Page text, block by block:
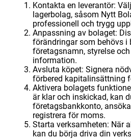
Kontakta en leverantör:
lagerbolag, såsom Nytt
professionell och trygg
Anpassning av bolaget:
förändringar som behövs
företagsnamn, styrelse
information.
Avsluta köpet: Signera
förbered kapitalinsättning
Aktivera bolagets
är klar och inskickad, kan
företagsbankkonto,
registrera för moms.
Starta verksamheten: När
kan du börja driva din